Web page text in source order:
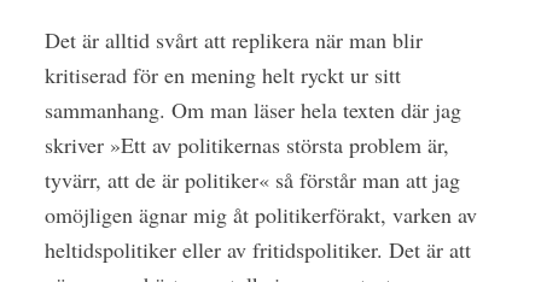
Det är alltid svårt att replikera när man blir
kritiserad för en mening helt ryckt ur sitt
sammanhang. Om man läser hela texten där jag
skriver »Ett av politikernas största problem är,
tyvärr, att de är politiker« så förstår man att jag
omöjligen ägnar mig åt politikerförakt, varken av
heltidspolitiker eller av fritidspolitiker. Det är att